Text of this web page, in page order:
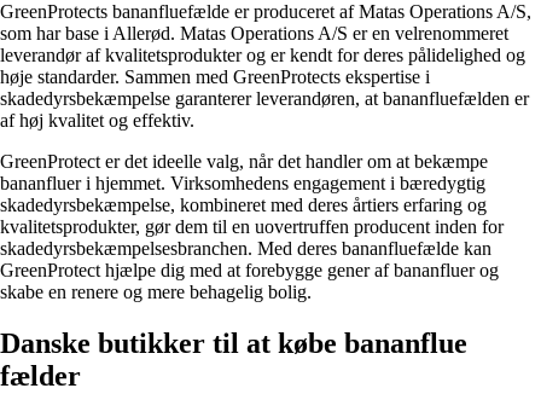
GreenProtects bananfluefælde er produceret af Matas Operations A/S,
som har base i Allerød. Matas Operations A/S er en velrenommeret
leverandør af kvalitetsprodukter og er kendt for deres pålidelighed og
høje standarder. Sammen med GreenProtects ekspertise i
skadedyrsbekæmpelse garanterer leverandøren, at bananfluefælden er
af høj kvalitet og effektiv.
GreenProtect er det ideelle valg, når det handler om at bekæmpe
bananfluer i hjemmet. Virksomhedens engagement i bæredygtig
skadedyrsbekæmpelse, kombineret med deres årtiers erfaring og
kvalitetsprodukter, gør dem til en uovertruffen producent inden for
skadedyrsbekæmpelsesbranchen. Med deres bananfluefælde kan
GreenProtect hjælpe dig med at forebygge gener af bananfluer og
skabe en renere og mere behagelig bolig.
Danske butikker til at købe bananflue
fælder